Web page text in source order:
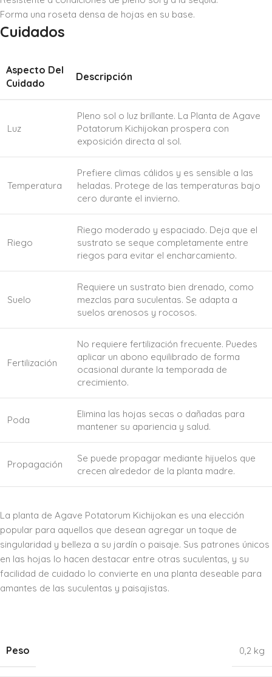
Forma una roseta densa de hojas en su base.
Cuidados
Aspecto Del
Cuidado
Descripción
Luz
Pleno sol o luz brillante. La Planta de Agave
Potatorum Kichijokan prospera con
exposición directa al sol.
Temperatura
Prefiere climas cálidos y es sensible a las
heladas. Protege de las temperaturas bajo
cero durante el invierno.
Riego
Riego moderado y espaciado. Deja que el
sustrato se seque completamente entre
riegos para evitar el encharcamiento.
Suelo
Requiere un sustrato bien drenado, como
mezclas para suculentas. Se adapta a
suelos arenosos y rocosos.
Fertilización
No requiere fertilización frecuente. Puedes
aplicar un abono equilibrado de forma
ocasional durante la temporada de
crecimiento.
Poda
Elimina las hojas secas o dañadas para
mantener su apariencia y salud.
Propagación
Se puede propagar mediante hijuelos que
crecen alrededor de la planta madre.
La planta de Agave Potatorum Kichijokan es una elección
popular para aquellos que desean agregar un toque de
singularidad y belleza a su jardín o paisaje. Sus patrones únicos
en las hojas lo hacen destacar entre otras suculentas, y su
facilidad de cuidado lo convierte en una planta deseable para
amantes de las suculentas y paisajistas.
Peso 0,2 kg